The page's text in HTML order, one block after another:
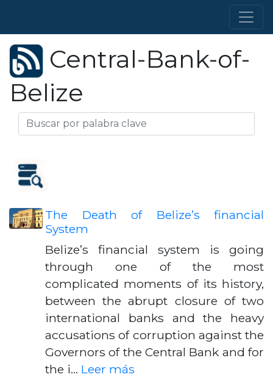
Central-Bank-of-
Belize
The Death of Belize’s financial
System
Belize’s financial system is going
through one of the most
complicated moments of its history,
between the abrupt closure of two
international banks and the heavy
accusations of corruption against the
Governors of the Central Bank and for
the i… Leer más